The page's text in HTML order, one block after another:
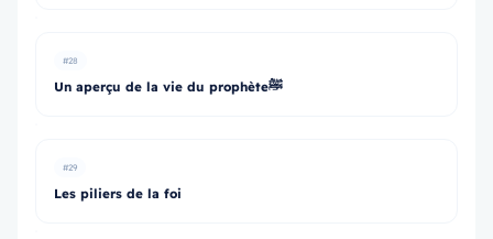
#28
Un aperçu de la vie du prophèteﷺ
#29
Les piliers de la foi